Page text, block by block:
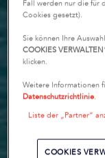
Fall werden nur die für
Cookies gesetzt).
Sie können Ihre
COOKIES VERWALTEN
klicken.
Weitere Informationen
Datenschutzrichtlinie.
Liste der „Partner“
COOKIES